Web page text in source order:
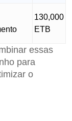
130,000
ETB
essas
para
o